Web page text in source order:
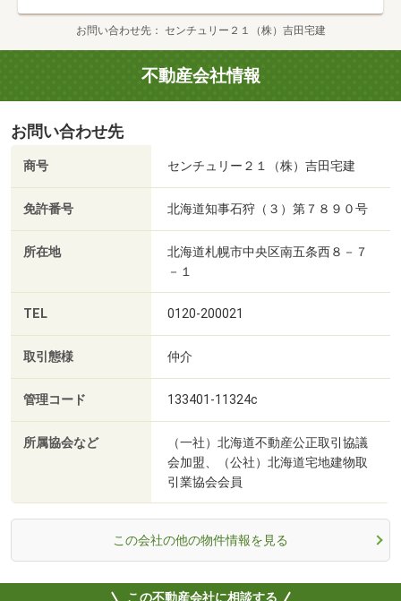
お問い合わせ先 センチュリー２１（株）吉田宅建
不動産会社情報
お問い合わせ先
商号 センチュリー２１（株）吉田宅建
免許番号 北海道知事石狩（３）第７８９０号
所在地
北海道札幌市中央区南五条西８－７
－１
TEL 0120-200021
取引態様 仲介
管理コード 133401-11324c
所属協会など
（一社）北海道不動産公正取引協議
会加盟、（公社）北海道宅地建物取
引業協会会員
この会社の他の物件情報を見る
この不動産会社に相談する